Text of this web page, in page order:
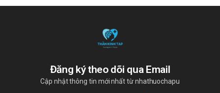
thể và hỗ trợ quá trình thanh lọc độc tố. Cuối cùng, việc
trạng sức khỏe tổng thể. Nhìn chung, một chế độ ăn uống
cân bằng và khoa học sẽ góp phần quan trọng trong quá
và giảm thiểu nguy cơ tái phát.
Đăng ký theo dõi qua Email
Cập nhật thông tin mới nhất từ nhathuochapu